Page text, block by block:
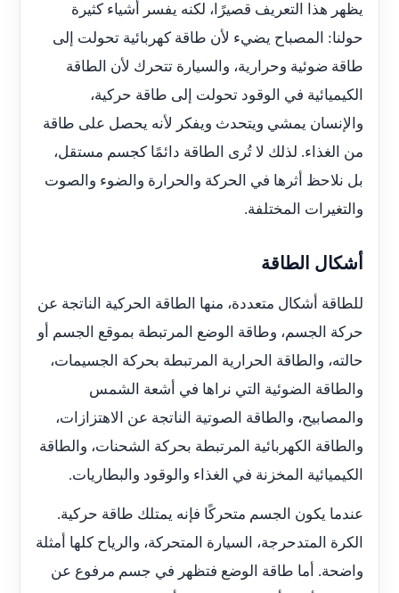
يظهر هذا التعريف قصيرًا، لكنه يفسر أشياء كثيرة
حولنا: المصباح يضيء لأن طاقة كهربائية تحولت إلى
طاقة ضوئية وحرارية، والسيارة تتحرك لأن الطاقة
الكيميائية في الوقود تحولت إلى طاقة حركية،
والإنسان يمشي ويتحدث ويفكر لأنه يحصل على طاقة
من الغذاء. لذلك لا تُرى الطاقة دائمًا كجسم مستقل،
بل نلاحظ أثرها في الحركة والحرارة والضوء والصوت
والتغيرات المختلفة.
أشكال الطاقة
للطاقة أشكال متعددة، منها الطاقة الحركية الناتجة عن
حركة الجسم، وطاقة الوضع المرتبطة بموقع الجسم أو
حالته، والطاقة الحرارية المرتبطة بحركة الجسيمات،
والطاقة الضوئية التي نراها في أشعة الشمس
والمصابيح، والطاقة الصوتية الناتجة عن الاهتزازات،
والطاقة الكهربائية المرتبطة بحركة الشحنات، والطاقة
الكيميائية المخزنة في الغذاء والوقود والبطاريات.
عندما يكون الجسم متحركًا فإنه يمتلك طاقة حركية.
الكرة المتدحرجة، السيارة المتحركة، والرياح كلها أمثلة
واضحة. أما طاقة الوضع فتظهر في جسم مرفوع عن